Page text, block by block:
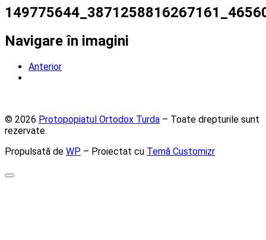
Navigare în imagini
Anterior
© 2026 Protopopiatul Ortodox Turda – Toate drepturile sunt
rezervate.
Propulsată de WP – Proiectat cu Temă Customizr